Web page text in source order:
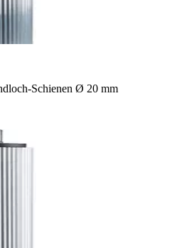
Schienen Ø 20 mm